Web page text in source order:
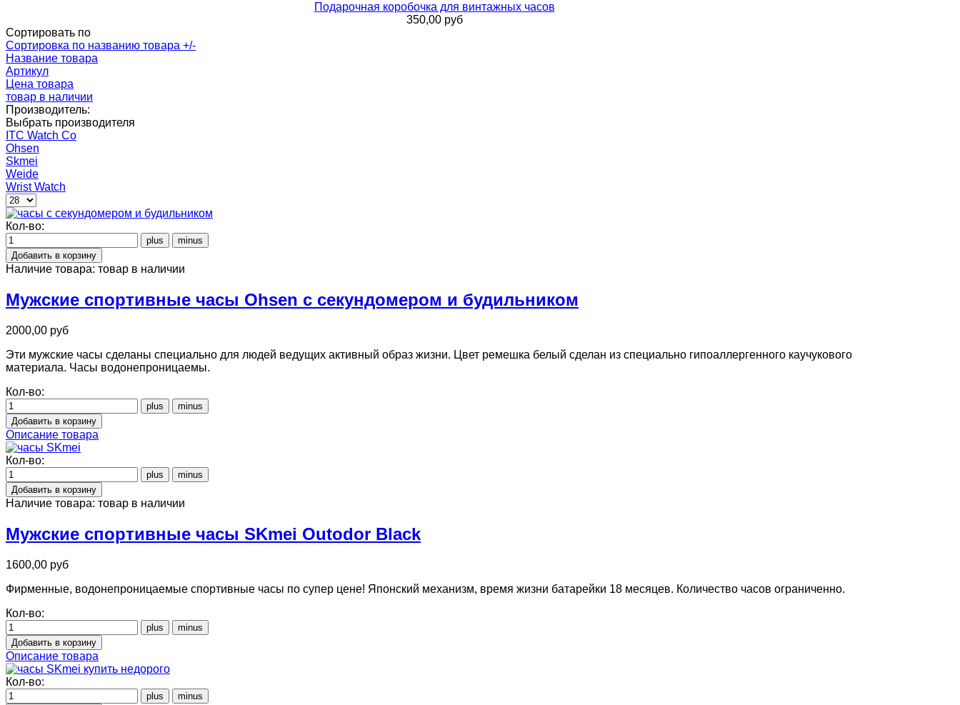
Подарочная коробочка для винтажных часов
350,00 руб
Сортировать по
Сортировка по названию товара +/-
Название товара
Артикул
Цена товара
товар в наличии
Производитель:
Выбрать производителя
ITC Watch Co
Ohsen
Skmei
Weide
Wrist Watch
Кол-во:
Наличие товара: товар в наличии
Мужские спортивные часы Ohsen с секундомером и будильником
2000,00 руб
Эти мужские часы сделаны специально для людей ведущих активный образ жизни. Цвет ремешка белый сделан из специально гипоаллергенного каучукового
материала. Часы водонепроницаемы.
Кол-во:
Описание товара
Кол-во:
Наличие товара: товар в наличии
Мужские спортивные часы SKmei Outodor Black
1600,00 руб
Фирменные, водонепроницаемые спортивные часы по супер цене! Японский механизм, время жизни батарейки 18 месяцев. Количество часов ограниченно.
Кол-во:
Описание товара
Кол-во: